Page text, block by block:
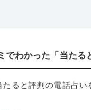
でわかった「当たる
たると評判の電話占い